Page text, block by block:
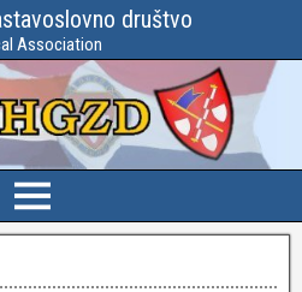
društvo
Association